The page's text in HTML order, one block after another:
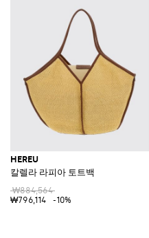
HEREU
칼렐라 라피아 토트백
₩884,564
₩796,114
-10%